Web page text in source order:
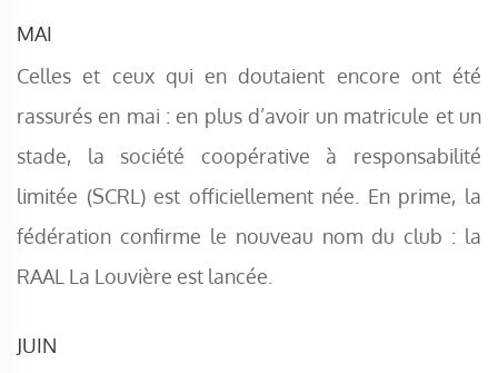
MAI
Celles et ceux qui en doutaient encore ont été
rassurés en mai : en plus d’avoir un matricule et un
stade, la société coopérative à responsabilité
limitée (SCRL) est officiellement née. En prime, la
fédération confirme le nouveau nom du club : la
RAAL La Louvière est lancée.
JUIN